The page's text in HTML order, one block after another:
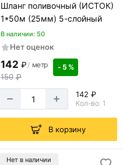
Шланг поливочный (ИСТОК)
1*50м (25мм) 5-слойный
В наличии: 50
Нет оценок
142 ₽/ метр
150 ₽
- 5 %
142 ₽
Кол-во: 1
В корзину
Нет в наличии